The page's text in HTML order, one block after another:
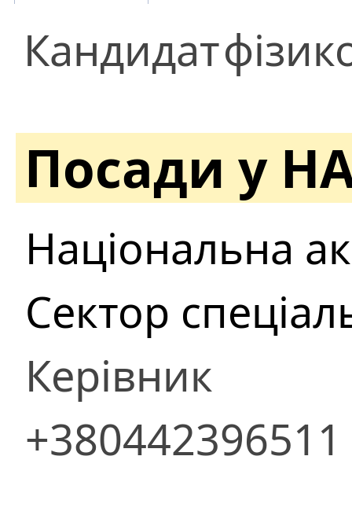
Кандидат
Посади у
Національна
Сектор
Керівник
+380442396511